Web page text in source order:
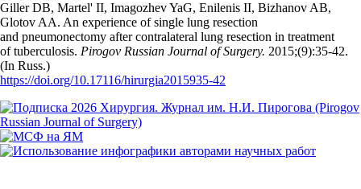
Giller DB, Martel' II, Imagozhev YaG, Enilenis II, Bizhanov AB,
Glotov AA. An experience of single lung resection
and pneumonectomy after contralateral lung resection in treatment
of tuberculosis. Pirogov Russian Journal of Surgery. 2015;(9):35‑42.
(In Russ.)
https://doi.org/10.17116/hirurgia2015935-42